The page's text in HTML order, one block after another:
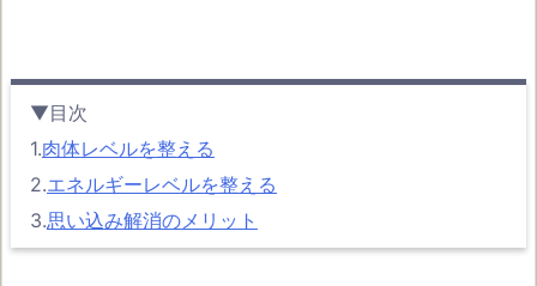
▼目次
1.肉体レベルを整える
2.エネルギーレベルを整える
3.思い込み解消のメリット